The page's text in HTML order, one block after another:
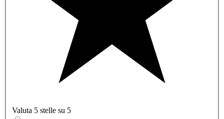
Valuta 5 stelle su 5